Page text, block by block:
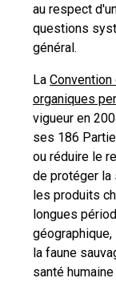
au respect
questions
général.
La
organiques
vigueur en
ses 186
ou réduire le
de protéger la
les produits
longues
la faune
santé